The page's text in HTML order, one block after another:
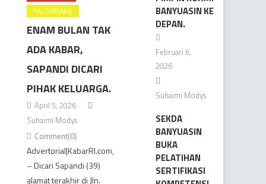
PALEMBANG
ENAM BULAN TAK
ADA KABAR,
SAPANDI DICARI
PIHAK KELUARGA.
April 5, 2026
Suhaimi Modys
Comment(0)
Advertorial|KabarRI.com,
– Dicari Sapandi (39)
alamat terakhir di Jln.
BANYUASIN KE
DEPAN.
Februari 6,
2026
Suhaimi Modys
SEKDA
BANYUASIN
BUKA
PELATIHAN
SERTIFIKASI